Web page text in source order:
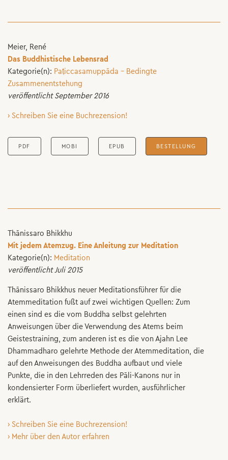
Meier, René
Das Buddhistische Lebensrad
Kategorie(n): Paṭiccasamuppāda – Bedingte
Zusammenentstehung
veröffentlicht September 2016
› Schreiben Sie eine Buchrezension!
PDF MOBI EPUB BESTELLUNG
Thānissaro Bhikkhu
Mit jedem Atemzug. Eine Anleitung zur Meditation
Kategorie(n): Meditation
veröffentlicht Juli 2015
Thānissaro Bhikkhus neuer Meditationsführer für die
Atemmeditation fußt auf zwei wichtigen Quellen: Zum
einen sind es die vom Buddha selbst gelehrten
Anweisungen über die Verwendung des Atems beim
Geistestraining, zum anderen ist es die von Ajahn Lee
Dhammadharo gelehrte Methode der Atemmeditation, die
auf den Anweisungen des Buddha aufbaut und viele
Punkte, die in den Lehrreden des Pāli-Kanons nur in
kondensierter Form überliefert wurden, ausführlicher
erklärt.
› Schreiben Sie eine Buchrezension!
› Mehr über den Autor erfahren